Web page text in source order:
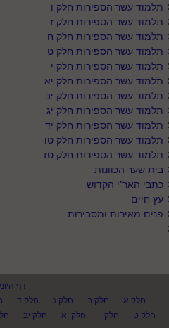
תלמוד עשר הספירות חלק ו
תלמוד עשר הספירות חלק ז
תלמוד עשר הספירות חלק ח
תלמוד עשר הספירות חלק ט
תלמוד עשר הספירות חלק י
תלמוד עשר הספירות חלק יא
תלמוד עשר הספירות חלק יב
תלמוד עשר הספירות חלק יג
תלמוד עשר הספירות חלק יד
תלמוד עשר הספירות חלק טו
תלמוד עשר הספירות חלק טז
בית שער הכוונות
כתבי האר"י הקדוש
עץ חיים
פנים מאירות ומסבירות
דף
חלק א
חלק ב חלק ג חלק ד
חלק ט
חלק י חלק יא חלק יב